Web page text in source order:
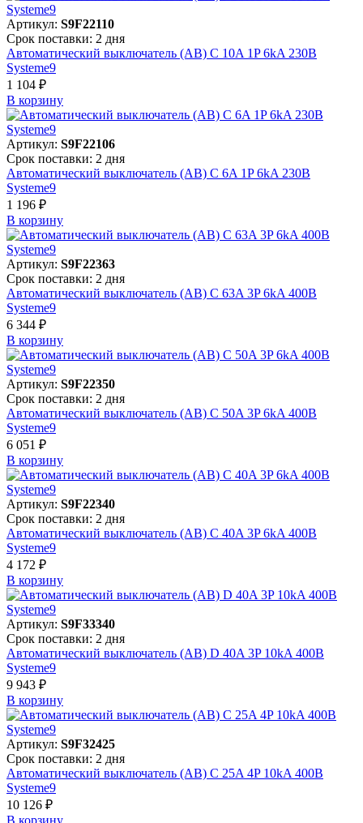
Артикул: S9F22110
Срок поставки: 2 дня
Автоматический выключатель (АВ) C 10A 1P 6kA 230В
Systeme9
1 104 ₽
В корзинy
Артикул: S9F22106
Срок поставки: 2 дня
Автоматический выключатель (АВ) C 6A 1P 6kA 230В
Systeme9
1 196 ₽
В корзинy
Артикул: S9F22363
Срок поставки: 2 дня
Автоматический выключатель (АВ) C 63A 3P 6kA 400В
Systeme9
6 344 ₽
В корзинy
Артикул: S9F22350
Срок поставки: 2 дня
Автоматический выключатель (АВ) C 50A 3P 6kA 400В
Systeme9
6 051 ₽
В корзинy
Артикул: S9F22340
Срок поставки: 2 дня
Автоматический выключатель (АВ) C 40A 3P 6kA 400В
Systeme9
4 172 ₽
В корзинy
Артикул: S9F33340
Срок поставки: 2 дня
Автоматический выключатель (АВ) D 40A 3P 10kA 400В
Systeme9
9 943 ₽
В корзинy
Артикул: S9F32425
Срок поставки: 2 дня
Автоматический выключатель (АВ) C 25A 4P 10kA 400В
Systeme9
10 126 ₽
В корзинy